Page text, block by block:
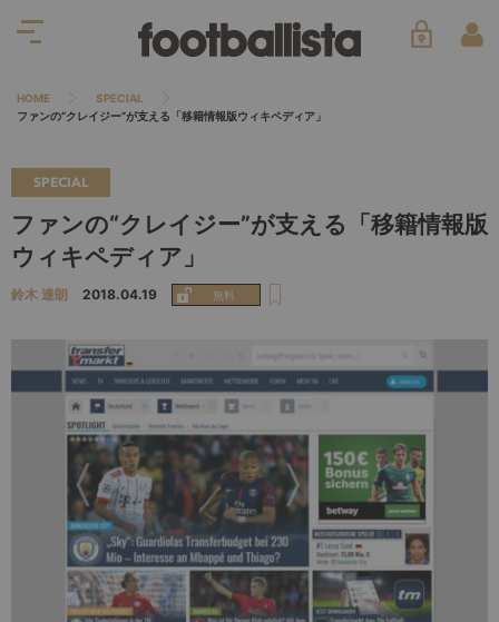
HOME
SPECIAL
ファンの“クレイジー”が支える「移籍情報版ウィキペディア」
SPECIAL
ファンの“クレイジー”が支える「移籍情報版
ウィキペディア」
鈴木 達朗 2018.04.19